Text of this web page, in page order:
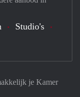
je Kamer
Studio's